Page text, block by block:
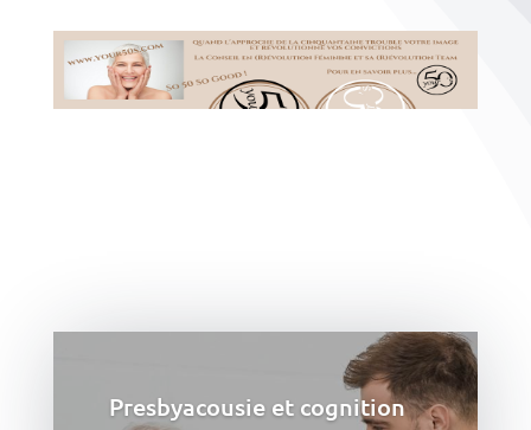
Presbyacousie et cognition